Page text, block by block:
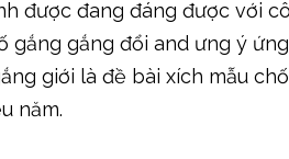
được đang đáng được với
gắng gắng đổi and ưng ý
giới là đề bài xích mẫu
năm.